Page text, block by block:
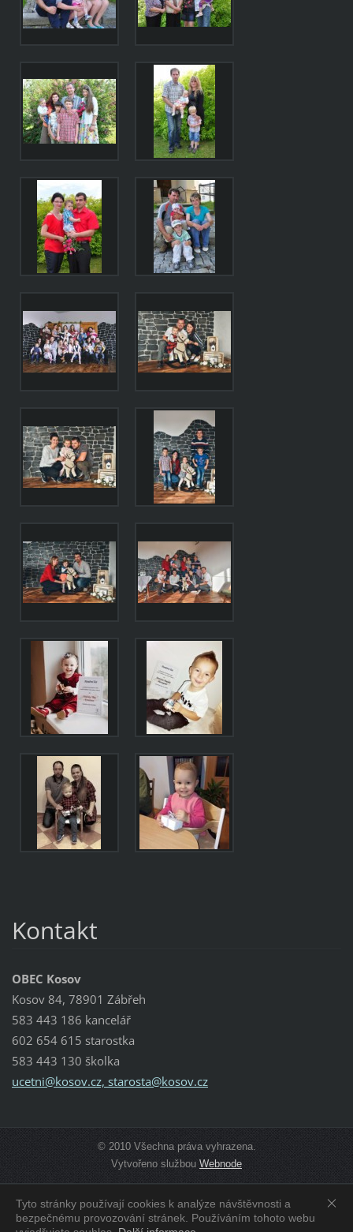
Tyto stránky používají cookies k analýze návštěvnosti a
bezpečnému provozování stránek. Používáním tohoto webu
Kontakt
OBEC Kosov
Kosov 84, 78901 Zábřeh
583 443 186 kancelář
602 654 615 starostka
583 443 130 školka
ucetni@kosov.cz, starosta@kosov.cz
© 2010 Všechna práva vyhrazena.
Vytvořeno službou Webnode
Zobrazit:Mobilní verzi|Standardní verzi